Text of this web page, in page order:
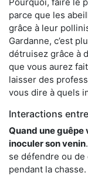
parce que les
grâce à leur
Gardanne, c’est
détruisez grâce à
que vous aurez
laisser des
vous dire à quels
Interactions
Quand une guêpe
inoculer son venin
se défendre ou
pendant la